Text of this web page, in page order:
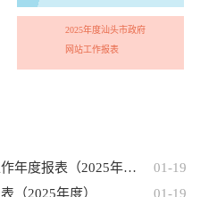
2025年度汕头市政府
网站工作报表
汕头市人民政府门户网站工作年度报表（2025年度）
01-19
（2025年度）
01-19